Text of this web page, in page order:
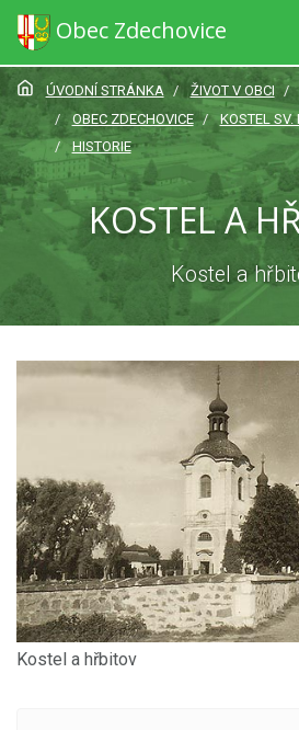
Obec Zdechovice
ÚVODNÍ STRÁNKA ŽIVOT V OBCI
OBEC ZDECHOVICE
KOSTEL SV.
HISTORIE
KOSTEL A
Kostel a
Kostel a hřbitov